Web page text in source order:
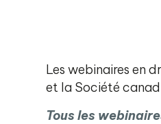
Les webinaires en
et la Société
Tous les